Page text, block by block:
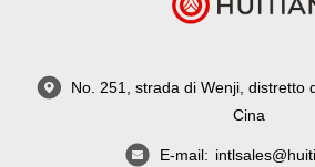
No. 251, strada di Wenji, distretto
Cina
E-mail: